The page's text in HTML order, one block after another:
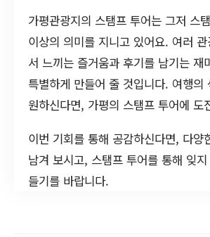
가평관광지의 스탬프 투어는 그저 스
이상의 의미를 지니고 있어요. 여러
서 느끼는 즐거움과 후기를 남기는 재
특별하게 만들어 줄 것입니다. 여행의
원하신다면, 가평의 스탬프 투어에 도
이번 기회를 통해 공감하신다면, 다양
남겨 보시고, 스탬프 투어를 통해 잊
들기를 바랍니다.